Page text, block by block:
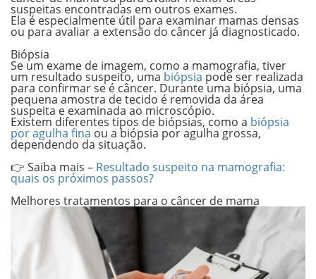
suspeitas encontradas em outros exames.
Ela é especialmente útil para examinar mamas densas
ou para avaliar a extensão do câncer já diagnosticado.
Biópsia
Se um exame de imagem, como a mamografia, tiver
um resultado suspeito, uma biópsia pode ser realizada
para confirmar se é câncer. Durante uma biópsia, uma
pequena amostra de tecido é removida da área
suspeita e examinada ao microscópio.
Existem diferentes tipos de biópsias, como a biópsia
por agulha fina ou a biópsia por agulha grossa,
dependendo da situação.
👉 Saiba mais – Resultado suspeito na mamografia:
quais os próximos passos?
Melhores tratamentos para o câncer de mama